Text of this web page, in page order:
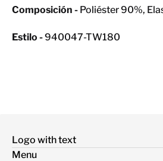
Composición - Poliéster 90%,
Estilo -940047-TW180
Logo with text
Menu